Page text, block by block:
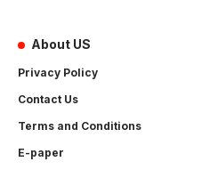
About US
Privacy Policy
Contact Us
Terms and Conditions
E-paper